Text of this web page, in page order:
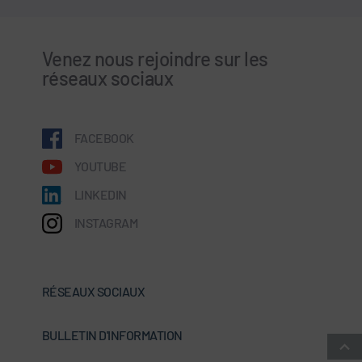
Venez nous rejoindre sur les
réseaux sociaux
FACEBOOK
YOUTUBE
LINKEDIN
INSTAGRAM
RÉSEAUX SOCIAUX
BULLETIN D'INFORMATION